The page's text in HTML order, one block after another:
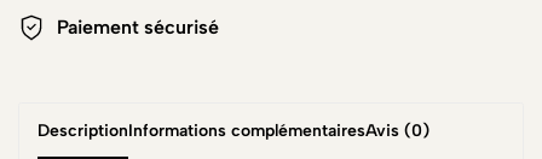
Paiement sécurisé
DescriptionInformations complémentairesAvis (0)